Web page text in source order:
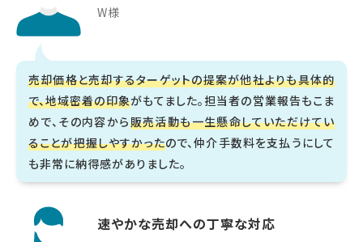
W様
売却価格と売却するターゲットの提案が他社よりも具体的
で、地域密着の印象がもてました。担当者の営業報告もこま
めで、その内容から販売活動も一生懸命していただけてい
ることが把握しやすかったので、仲介手数料を支払うにして
も非常に納得感がありました。
速やかな売却への丁寧な対応